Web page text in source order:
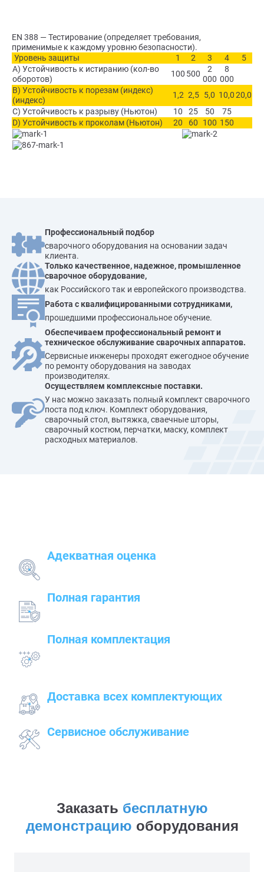
EN 388 — Тестирование (определяет требования,
применимые к каждому уровню безопасности).
Уровень защиты
1 2 3 4
5
A) Устойчивость к истиранию (кол-во
оборотов)
100 500
2
000
8
000
B) Устойчивость к порезам (индекс)
(индекс)
1,2 2,5 5,0 10,020,0
C) Устойчивость к разрыву (Ньютон)
10 25 50
75
D) Устойчивость к проколам (Ньютон)
20 60 100 150
Профессиональный подбор
сварочного оборудования на основании задач
клиента.
Только качественное, надежное, промышленное
сварочное оборудование,
как Российского так и европейского производства.
Работа с квалифицированными сотрудниками,
прошедшими профессиональное обучение.
Обеспечиваем профессиональный ремонт и
техническое обслуживание сварочных аппаратов.
Сервисные инженеры проходят ежегодное обучение
по ремонту оборудования на заводах
производителях.
Осуществляем комплексные поставки.
У нас можно заказать полный комплект сварочного
поста под ключ. Комплект оборудования,
сварочный стол, вытяжка, сваечные шторы,
сварочный костюм, перчатки, маску, комплект
расходных материалов.
Адекватная оценка
Полная гарантия
Полная комплектация
Доставка всех комплектующих
Сервисное обслуживание
Заказать бесплатную
демонстрацию оборудования